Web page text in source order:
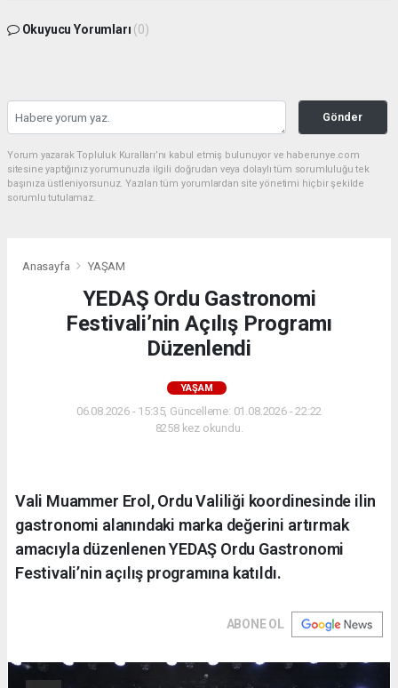
Okuyucu Yorumları (0)
Gönder
Yorum yazarak Topluluk Kuralları’nı kabul etmiş bulunuyor ve haberunye.com
sitesine yaptığınız yorumunuzla ilgili doğrudan veya dolaylı tüm sorumluluğu tek
başınıza üstleniyorsunuz. Yazılan tüm yorumlardan site yönetimi hiçbir şekilde
sorumlu tutulamaz.
Anasayfa YAŞAM
YEDAŞ Ordu Gastronomi
Festivali’nin Açılış Programı
Düzenlendi
YAŞAM
06.08.2026 - 15:35, Güncelleme: 01.08.2026 - 22:22
8258 kez okundu.
Vali Muammer Erol, Ordu Valiliği koordinesinde ilin
gastronomi alanındaki marka değerini artırmak
amacıyla düzenlenen YEDAŞ Ordu Gastronomi
Festivali’nin açılış programına katıldı.
ABONE OL